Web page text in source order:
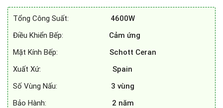
là:
26.900.000₫.
tại
10.368.000₫.
Tổng Công Suất:
4600W
Điều Khiển Bếp: Cảm ứng
Mặt Kính Bếp: Schott Ceran
Xuất Xứ: Spain
Số Vùng Nấu: 3 vùng
Bảo Hành: 2 năm